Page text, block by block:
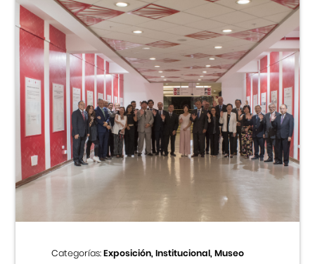
Categorías:Exposición, Institucional, Museo